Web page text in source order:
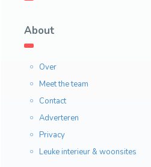
About
Over
Meet the team
Contact
Adverteren
Privacy
Leuke interieur & woonsites